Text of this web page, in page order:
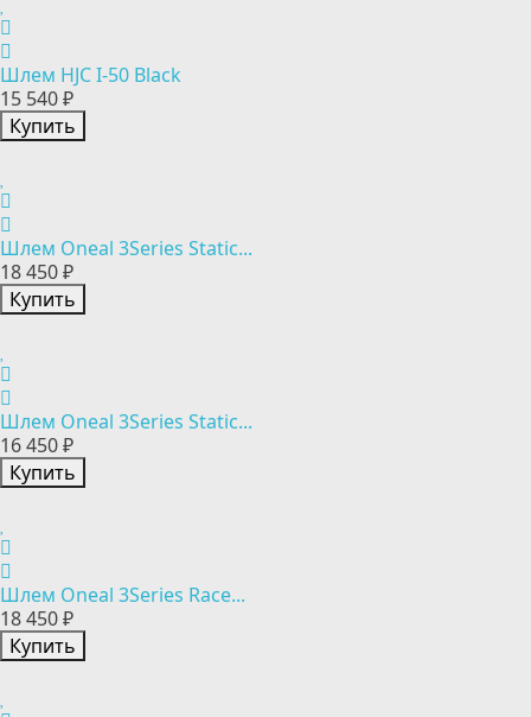
Шлем HJC I-50 Black
15 540 ₽
Купить
Шлем Oneal 3Series Static...
18 450 ₽
Купить
Шлем Oneal 3Series Static...
16 450 ₽
Купить
Шлем Oneal 3Series Race...
18 450 ₽
Купить